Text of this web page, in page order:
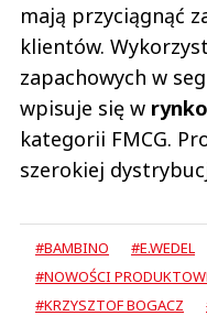
mają przyciągnąć
klientów.
zapachowych w
wpisuje się w
kategorii FMCG.
szerokiej
#BAMBINO #E.WEDEL
#NOWOŚCI
#KRZYSZTOF BOGACZ